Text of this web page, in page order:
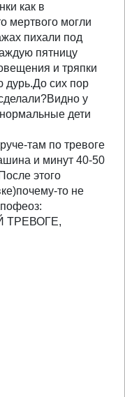
как в
мертвого могли
пихали под
пятницу
и тряпки
дурь.До сих пор
у
дети
там по тревоге
и минут 40-50
этого
то не